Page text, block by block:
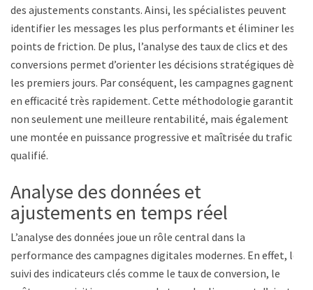
des ajustements constants. Ainsi, les spécialistes peuvent
identifier les messages les plus performants et éliminer les
points de friction. De plus, l’analyse des taux de clics et des
conversions permet d’orienter les décisions stratégiques dès
les premiers jours. Par conséquent, les campagnes gagnent
en efficacité très rapidement. Cette méthodologie garantit
non seulement une meilleure rentabilité, mais également
une montée en puissance progressive et maîtrisée du trafic
qualifié.
Analyse des données et
ajustements en temps réel
L’analyse des données joue un rôle central dans la
performance des campagnes digitales modernes. En effet, le
suivi des indicateurs clés comme le taux de conversion, le